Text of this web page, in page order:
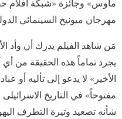
مهرجان ميونيخ السينمائي
مَن شاهد الفيلم يدرك أن وأد
يجرد تماماً هذه الحقيقة من أي
الأخير» لا يدعو إلى تأليه أو
مفتوحاً» في التاريخ
شأنه تصعيد وتيرة التطرف